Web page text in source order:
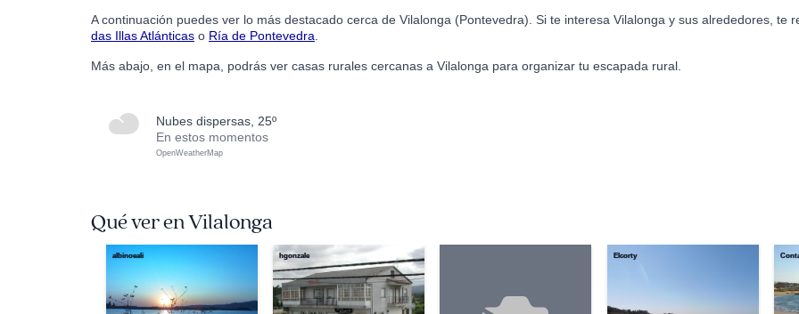
A continuación puedes ver lo más destacado cerca de Vilalonga (Pontevedra). Si te interesa Vilalonga y sus alrededores, te
das Illas Atlánticas o Ría de Pontevedra
Más abajo, en el mapa, podrás ver casas rurales cercanas a Vilalonga para organizar tu escapada rural.
nubes dispersas, 25º
En estos momentos
OpenWeatherMap
Qué ver en Vilalonga
albinoeali hgonzale Elcorty